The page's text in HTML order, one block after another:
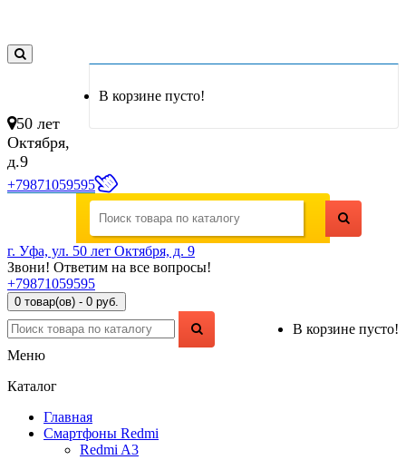
В корзине пусто!
50 лет
Октября,
д.9
+79871059595
г. Уфа, ул. 50 лет Октября, д. 9
Звони! Ответим на все вопросы!
+79871059595
0 товар(ов) - 0 руб.
В корзине пусто!
Меню
Каталог
Главная
Смартфоны Redmi
Redmi A3